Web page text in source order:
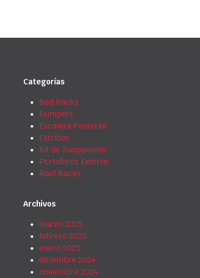
Categorías
Bed Racks
Bumpers
Escalera Posterior
Estribos
Kit de Suspensión
Portafaros Externo
Roof Racks
Archivos
marzo 2025
febrero 2025
enero 2025
diciembre 2024
noviembre 2024